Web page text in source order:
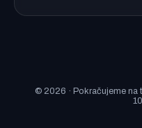
© 2026 · Pokračujeme na